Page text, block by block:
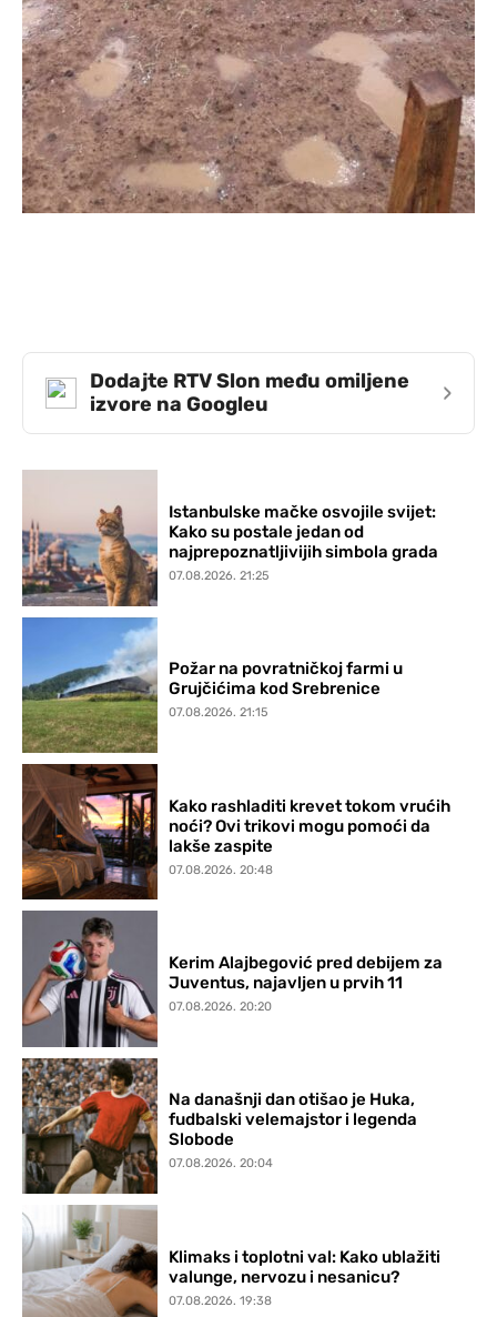
Dodajte RTV Slon među omiljene
izvore na Googleu
›
Istanbulske mačke osvojile svijet:
Kako su postale jedan od
najprepoznatljivijih simbola grada
07.08.2026. 21:25
Požar na povratničkoj farmi u
Grujčićima kod Srebrenice
07.08.2026. 21:15
Kako rashladiti krevet tokom vrućih
noći? Ovi trikovi mogu pomoći da
lakše zaspite
07.08.2026. 20:48
Kerim Alajbegović pred debijem za
Juventus, najavljen u prvih 11
07.08.2026. 20:20
Na današnji dan otišao je Huka,
fudbalski velemajstor i legenda
Slobode
07.08.2026. 20:04
Klimaks i toplotni val: Kako ublažiti
valunge, nervozu i nesanicu?
07.08.2026. 19:38